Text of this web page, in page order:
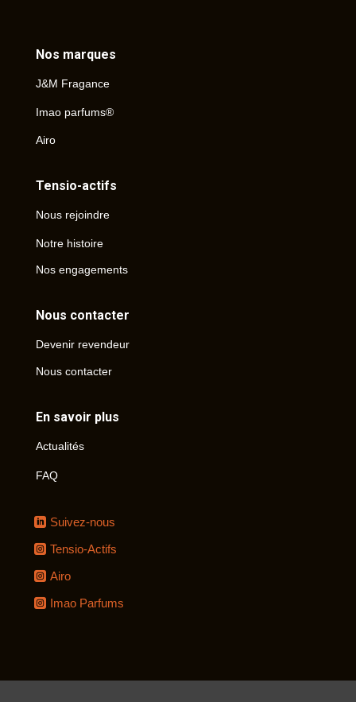
Nos marques
J&M Fragance
Imao parfums®
Airo
Tensio-actifs
Nous rejoindre
Notre histoire
Nos engagements
Nous contacter
Devenir revendeur
Nous contacter
En savoir plus
Actualités
FAQ
Suivez-nous
Tensio-Actifs
Airo
Imao Parfums